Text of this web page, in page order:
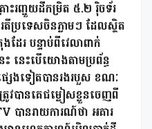
ោះរញ្ជួយដីកម្រិត ៥.២ រ៉ិចទ័រ
រតីប្រទេសចិនភ្លាមៗ ដែលស្ថិត
រ បន្ទាប់ពីវេលាពាក់
នេះបើយោងតាមប្រព័ន្ធ
សេងទៀតបានរងរបួស ខណៈ
បានគេជម្លៀសខ្លួនចេញពី
បានរាយការណ៍ថា អគារ